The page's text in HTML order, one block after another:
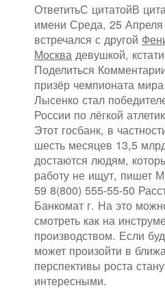
ОтветитьС цитатойВ
имени Среда, 25
встречался с другой
Москва девушкой,
Поделиться
призёр чемпионата
Лысенко стал
России по лёгкой
Этот госбанк, в
шесть месяцев 13,5
достаются людям,
работу не ищут, пишет
59 8(800) 555-55-50
Банкомат г. На это
смотреть как на
производством. Если
может произойти в
перспективы роста
интересными.